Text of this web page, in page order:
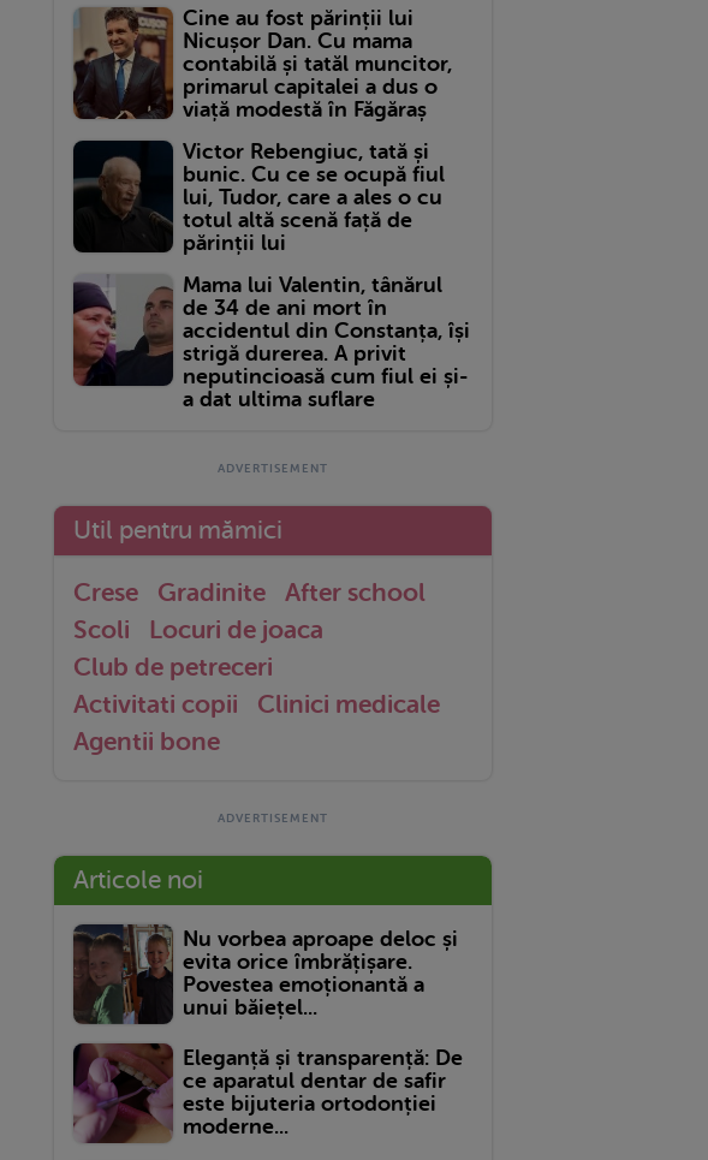
Cine au fost părinții lui
Nicușor Dan. Cu mama
contabilă și tatăl muncitor,
primarul capitalei a dus o
viață modestă în Făgăraș
Victor Rebengiuc, tată și
bunic. Cu ce se ocupă fiul
lui, Tudor, care a ales o cu
totul altă scenă față de
părinții lui
Mama lui Valentin, tânărul
de 34 de ani mort în
accidentul din Constanța, își
strigă durerea. A privit
neputincioasă cum fiul ei și-
a dat ultima suflare
Util pentru mămici
Crese Gradinite
After school
Scoli
Locuri de joaca
Club de petreceri
Activitati copii
Clinici medicale
Agentii bone
Articole noi
Nu vorbea aproape deloc și
evita orice îmbrățișare.
Povestea emoționantă a
unui băiețel...
Eleganță și transparență: De
ce aparatul dentar de safir
este bijuteria ortodonției
moderne...